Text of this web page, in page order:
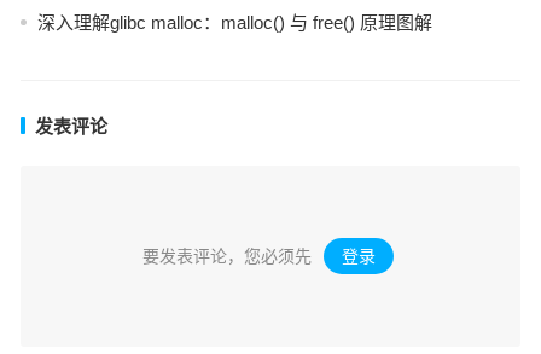
深入理解glibc malloc：malloc() 与 free() 原理图解
发表评论
要发表评论，您必须先 登录 。